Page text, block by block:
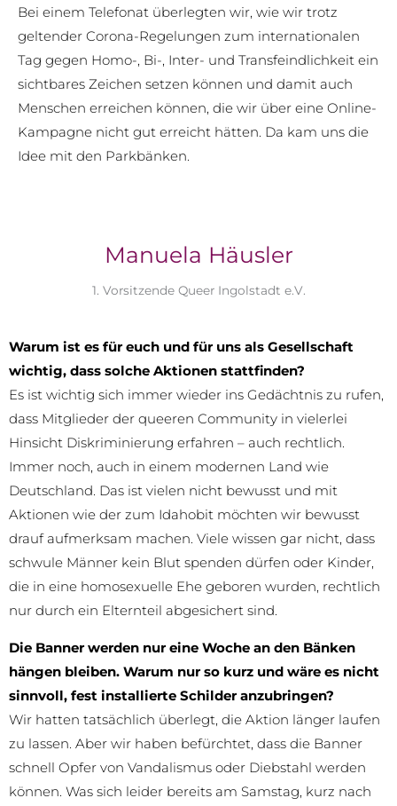
Bei einem Telefonat überlegten wir, wie wir trotz
geltender Corona-Regelungen zum internationalen
Tag gegen Homo-, Bi-, Inter- und Transfeindlichkeit ein
sichtbares Zeichen setzen können und damit auch
Menschen erreichen können, die wir über eine Online-
Kampagne nicht gut erreicht hätten. Da kam uns die
Idee mit den Parkbänken.
Manuela Häusler
1. Vorsitzende Queer Ingolstadt e.V.
Warum ist es für euch und für uns als Gesellschaft
wichtig, dass solche Aktionen stattfinden?
Es ist wichtig sich immer wieder ins Gedächtnis zu rufen,
dass Mitglieder der queeren Community in vielerlei
Hinsicht Diskriminierung erfahren – auch rechtlich.
Immer noch, auch in einem modernen Land wie
Deutschland. Das ist vielen nicht bewusst und mit
Aktionen wie der zum Idahobit möchten wir bewusst
drauf aufmerksam machen. Viele wissen gar nicht, dass
schwule Männer kein Blut spenden dürfen oder Kinder,
die in eine homosexuelle Ehe geboren wurden, rechtlich
nur durch ein Elternteil abgesichert sind.
Die Banner werden nur eine Woche an den Bänken
hängen bleiben. Warum nur so kurz und wäre es nicht
sinnvoll, fest installierte Schilder anzubringen?
Wir hatten tatsächlich überlegt, die Aktion länger laufen
zu lassen. Aber wir haben befürchtet, dass die Banner
schnell Opfer von Vandalismus oder Diebstahl werden
können. Was sich leider bereits am Samstag, kurz nach